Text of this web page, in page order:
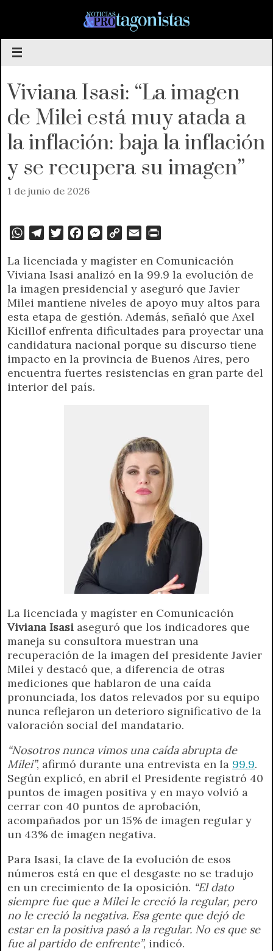
contenido
Viviana Isasi: “La imagen
de Milei está muy atada a
la inflación: baja la inflación
y se recupera su imagen”
1 de junio de 2026
W
a
t
s
A
p
p
l
e
g
r
a
m
i
t
t
e
r
c
e
b
o
o
k
M
s
s
e
n
g
e
r
p
y
L
i
n
k
a
i
l
i
n
t
F
r
i
e
n
d
La licenciada y magíster en Comunicación
Viviana Isasi analizó en la 99.9 la evolución de
la imagen presidencial y aseguró que Javier
Milei mantiene niveles de apoyo muy altos para
esta etapa de gestión. Además, señaló que Axel
Kicillof enfrenta dificultades para proyectar una
candidatura nacional porque su discurso tiene
impacto en la provincia de Buenos Aires, pero
encuentra fuertes resistencias en gran parte del
interior del país.
La licenciada y magíster en Comunicación
Viviana Isasi aseguró que los indicadores que
maneja su consultora muestran una
recuperación de la imagen del presidente Javier
Milei y destacó que, a diferencia de otras
mediciones que hablaron de una caída
pronunciada, los datos relevados por su equipo
nunca reflejaron un deterioro significativo de la
valoración social del mandatario.
“Nosotros nunca vimos una caída abrupta de
Milei”, afirmó durante una entrevista en la 99.9.
Según explicó, en abril el Presidente registró 40
puntos de imagen positiva y en mayo volvió a
cerrar con 40 puntos de aprobación,
acompañados por un 15% de imagen regular y
un 43% de imagen negativa.
Para Isasi, la clave de la evolución de esos
números está en que el desgaste no se tradujo
en un crecimiento de la oposición. “El dato
siempre fue que a Milei le creció la regular, pero
no le creció la negativa. Esa gente que dejó de
estar en la positiva pasó a la regular. No es que se
fue al partido de enfrente”, indicó.